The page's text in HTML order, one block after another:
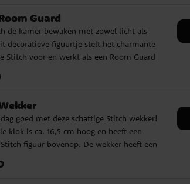
Guard
de kamer bewaken met zowel licht als
decoratieve figuurtje stelt het charmante
Stitch voor en werkt als een Room Guard
licht Stitch op en speelt geluid af, een
voor alle fans van Lilo & Stitch. ✔️
door beweging, licht op en speelt geluid af
ca. 15 cm ✔️ Werkt op 3 AAA-batterijen
✔️ Officieel gelicentieerd product
goed met deze schattige Stitch wekker!
klok is ca. 16,5 cm hoog en heeft een
figuur bovenop. De wekker heeft een
hoofd om de snooze functie te activeren.